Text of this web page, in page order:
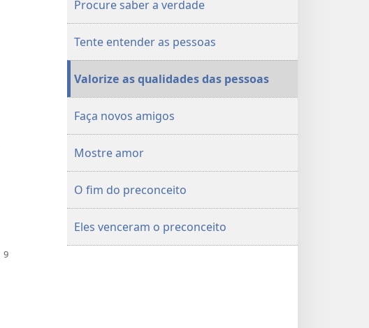
acabar?acabar?
Procure saber a verdade
Tente entender as pessoas
Valorize as qualidades das pessoas
Faça novos amigos
Mostre amor
O fim do preconceito
Eles venceram o preconceito